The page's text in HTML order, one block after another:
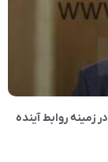
زمینه روابط آینده